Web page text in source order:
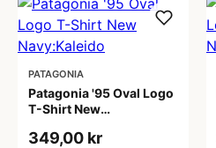
PATAGONIA
Patagonia '95 Oval Logo
T-Shirt New
349,00 kr